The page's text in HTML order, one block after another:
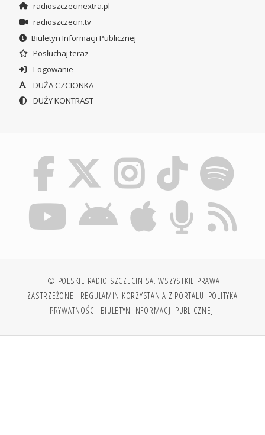
radioszczecinextra.pl
radioszczecin.tv
Biuletyn Informacji Publicznej
Posłuchaj teraz
Logowanie
DUŻA CZCIONKA
DUŻY KONTRAST
© POLSKIE RADIO SZCZECIN SA. WSZYSTKIE PRAWA
ZASTRZEŻONE. REGULAMIN KORZYSTANIA Z PORTALU POLITYKA
PRYWATNOŚCI BIULETYN INFORMACJI PUBLICZNEJ